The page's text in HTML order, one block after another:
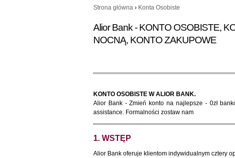
Strona główna› Konta Osobiste
Alior Bank - KONTO OSOBISTE,
NOCNĄ, KONTO ZAKUPOWE
KONTO OSOBISTE W ALIOR BANK.
Alior Bank - Zmień konto na najlepsze - 0zł
assistance. Formalności zostaw nam
1. WSTĘP
Alior Bank oferuje klientom indywidualnym cztery